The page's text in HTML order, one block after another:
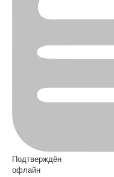
Подтверждён
офлайн